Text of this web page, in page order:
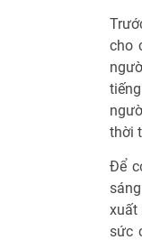
cho
thời
Để
xuất
sức